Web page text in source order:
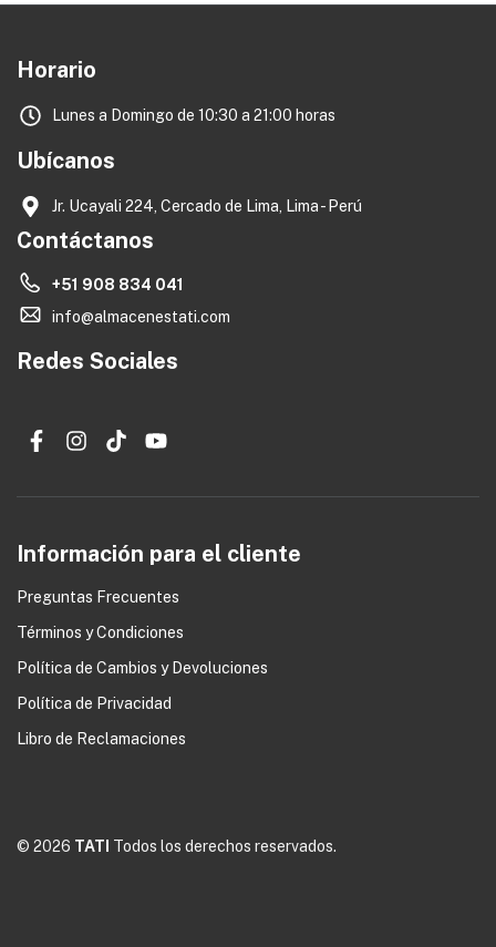
Horario
Lunes a Domingo de 10:30 a 21:00 horas
Ubícanos
Jr. Ucayali 224, Cercado de Lima, Lima - Perú
Contáctanos
+51 908 834 041
info@almacenestati.com
Redes Sociales
Información para el cliente
Preguntas Frecuentes
Términos y Condiciones
Política de Cambios y Devoluciones
Política de Privacidad
Libro de Reclamaciones
© 2026 TATI Todos los derechos reservados.